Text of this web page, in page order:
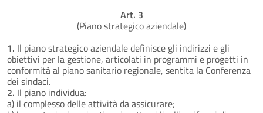
Art. 3
(Piano strategico aziendale)
1. Il piano strategico aziendale definisce gli indirizzi e gli
obiettivi per la gestione, articolati in programmi e progetti in
conformità al piano sanitario regionale, sentita la Conferenza
dei sindaci.
2. Il piano individua:
a) il complesso delle attività da assicurare;